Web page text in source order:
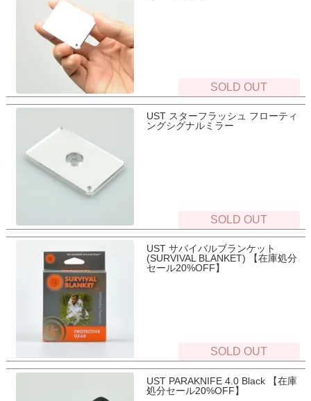
SOLD OUT
UST スターフラッシュ フローティ
ングシグナルミラー
SOLD OUT
UST サバイバルブランケット
(SURVIVAL BLANKET) 【在庫処分
セール20%OFF】
SOLD OUT
UST PARAKNIFE 4.0 Black 【在庫
処分セール20%OFF】